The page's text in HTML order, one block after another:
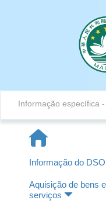
Informação específica
Informação do
Aquisição de bens e
serviços